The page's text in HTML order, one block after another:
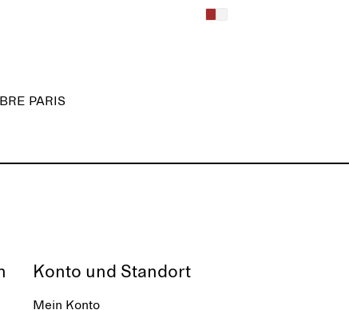
PARIS
Konto und Standort
Mein Konto